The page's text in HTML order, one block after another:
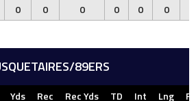
0 0 0 0 0 0
89ERS
Yds Rec Rec Yds TD Int Lng